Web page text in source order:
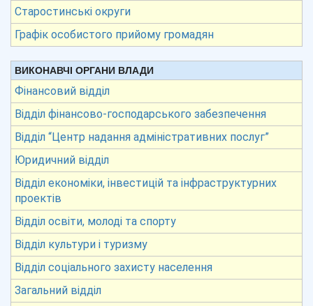
Старостинські округи
Графік особистого прийому громадян
ВИКОНАВЧІ ОРГАНИ ВЛАДИ
Фінансовий відділ
Відділ фінансово-господарського забезпечення
Відділ “Центр надання адміністративних послуг”
Юридичний відділ
Відділ економіки, інвестицій та інфраструктурних
проектів
Відділ освіти, молоді та спорту
Відділ культури і туризму
Відділ соціального захисту населення
Загальний відділ